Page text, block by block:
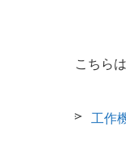
こちら
工作